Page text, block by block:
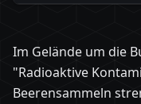
Im Gelände um die
"Radioaktive
Beerensammeln